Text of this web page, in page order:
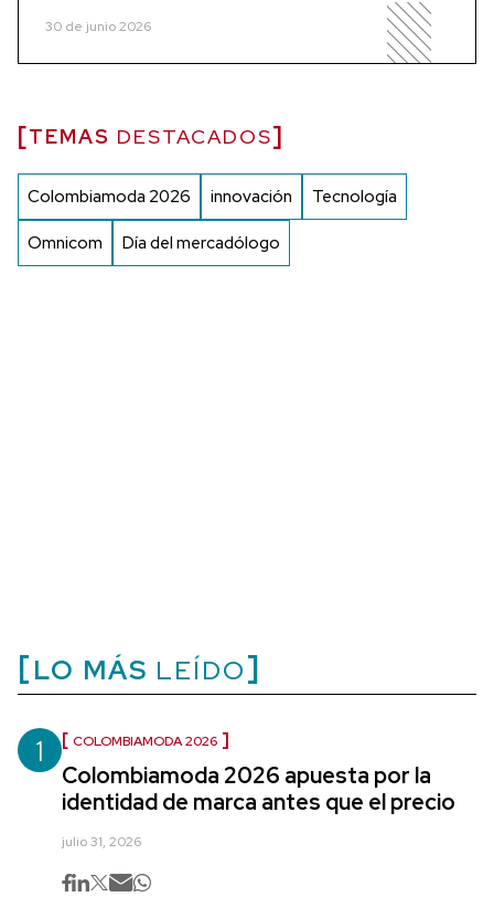
30 de junio 2026
TEMAS DESTACADOS
Colombiamoda 2026 innovación Tecnología
Omnicom Día del mercadólogo
LO MÁS LEÍDO
1 COLOMBIAMODA 2026
Colombiamoda 2026 apuesta por la
identidad de marca antes que el precio
julio 31, 2026